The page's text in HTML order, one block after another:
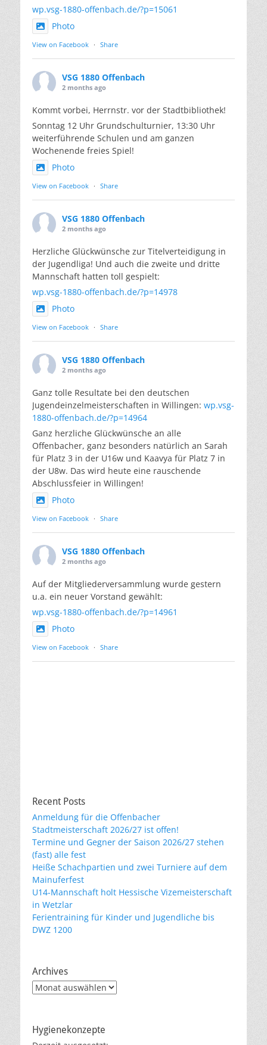
wp.vsg-1880-offenbach.de/?p=15061
Photo
View on Facebook · Share
VSG 1880 Offenbach
2 months ago
Kommt vorbei, Herrnstr. vor der Stadtbibliothek!
Sonntag 12 Uhr Grundschulturnier, 13:30 Uhr
weiterführende Schulen und am ganzen
Wochenende freies Spiel!
Photo
View on Facebook · Share
VSG 1880 Offenbach
2 months ago
Herzliche Glückwünsche zur Titelverteidigung in
der Jugendliga! Und auch die zweite und dritte
Mannschaft hatten toll gespielt:
wp.vsg-1880-offenbach.de/?p=14978
Photo
View on Facebook · Share
VSG 1880 Offenbach
2 months ago
Ganz tolle Resultate bei den deutschen
Jugendeinzelmeisterschaften in Willingen: wp.vsg-
1880-offenbach.de/?p=14964
Ganz herzliche Glückwünsche an alle
Offenbacher, ganz besonders natürlich an Sarah
für Platz 3 in der U16w und Kaavya für Platz 7 in
der U8w. Das wird heute eine rauschende
Abschlussfeier in Willingen!
Photo
View on Facebook · Share
VSG 1880 Offenbach
2 months ago
Auf der Mitgliederversammlung wurde gestern
u.a. ein neuer Vorstand gewählt:
wp.vsg-1880-offenbach.de/?p=14961
Photo
View on Facebook · Share
Recent Posts
Anmeldung für die Offenbacher
Stadtmeisterschaft 2026/27 ist offen!
Termine und Gegner der Saison 2026/27 stehen
(fast) alle fest
Heiße Schachpartien und zwei Turniere auf dem
Mainuferfest
U14-Mannschaft holt Hessische Vizemeisterschaft
in Wetzlar
Ferientraining für Kinder und Jugendliche bis
DWZ 1200
Archives
Archives
Hygienekonzepte